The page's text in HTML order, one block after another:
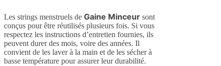
Les strings menstruels de Gaine Minceur sont
conçus pour être réutilisés plusieurs fois. Si vous
respectez les instructions d’entretien fournies, ils
peuvent durer des mois, voire des années. Il
convient de les laver à la main et de les sécher à
basse température pour assurer leur durabilité.